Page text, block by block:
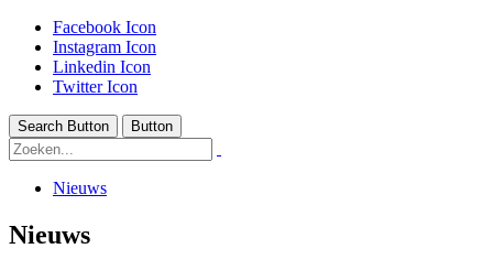
Facebook Icon
Instagram Icon
Linkedin Icon
Twitter Icon
Search Button Button
Nieuws
Nieuws